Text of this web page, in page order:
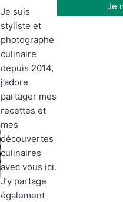
Je suis
styliste et
photographe
culinaire
depuis 2014,
j’adore
partager mes
recettes et
mes
découvertes
culinaires
avec vous ici.
J’y partage
également
Je